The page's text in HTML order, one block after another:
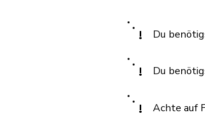
! Du
! Du
! Achte auf